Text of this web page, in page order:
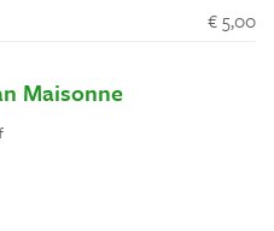
€ 5,00
Maisonne